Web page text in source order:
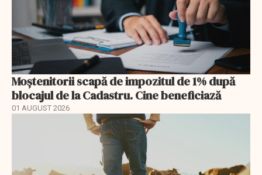
Moștenitorii scapă de impozitul de 1% după
blocajul de la Cadastru. Cine beneficiază
01 AUGUST 2026